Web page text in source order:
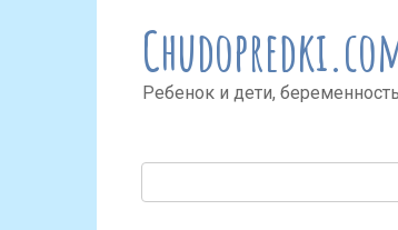
Ребенок и дети,